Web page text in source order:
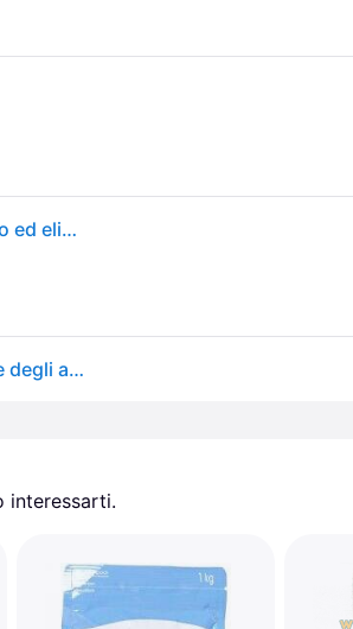
Earth Rated Salviette ipoallergeniche per Cani, puliscono ed eliminano Gli odori da Zampe, Corpo e Sedere, profumati alla Lavanda, 100 Pezzi
Earth Rated Salviette umidificate (lavanda (Cane), Igiene degli animali
interessarti.